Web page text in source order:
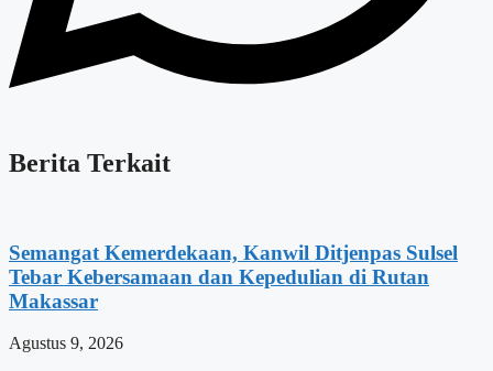
Berita Terkait
Semangat Kemerdekaan, Kanwil Ditjenpas Sulsel
Tebar Kebersamaan dan Kepedulian di Rutan
Makassar
Agustus 9, 2026